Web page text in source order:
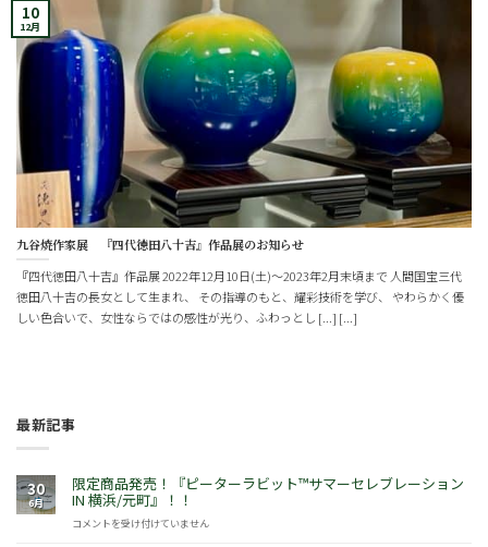
九谷焼作家展 『四代徳田八十吉』作品展のお知らせ
『四代徳田八十吉』作品展 2022年12月10日(土)～2023年2月末頃まで 人間国宝三代
徳田八十吉の長女として生まれ、 その指導のもと、耀彩技術を学び、 やわらかく優
しい色合いで、女性ならではの感性が光り、ふわっとし [...] [...]
10
12月
最新記事
30
6月
限定商品発売！『ピーターラビット™サマーセレブレーション
IN 横浜/元町』！！
限
コメントを受け付けていません